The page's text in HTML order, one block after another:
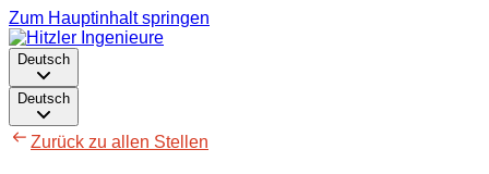
Zum Hauptinhalt springen
Deutsch
Deutsch
Zurück zu allen Stellen